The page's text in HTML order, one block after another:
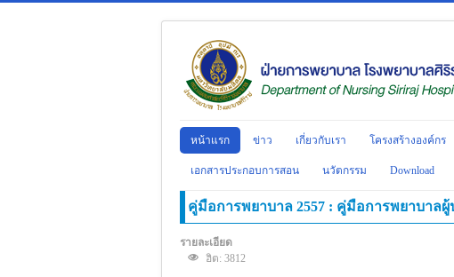
หน้าแรก ข่าว เกี่ยวกับเรา โครงสร้างองค์กร
เอกสารประกอบการสอน นวัตกรรม Download
คู่มือการพยาบาล 2557 : คู่มือการพยาบาล
รายละเอียด
ฮิต: 3812